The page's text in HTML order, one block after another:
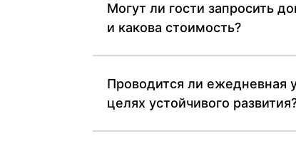
Могут ли гости запросить
и какова стоимость?
Проводится ли ежедневная
целях устойчивого